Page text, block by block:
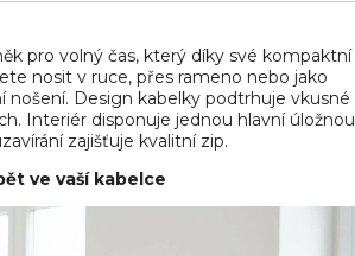
pro volný čas, který díky své kompaktní
nosit v ruce, přes rameno nebo jako
nošení. Design kabelky podtrhuje vkusné
Interiér disponuje jednou hlavní úložnou
zajišťuje kvalitní zip.
ve vaší kabelce